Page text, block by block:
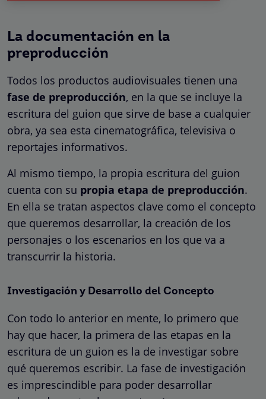
La documentación en la
preproducción
Todos los productos audiovisuales tienen una
fase de preproducción, en la que se incluye la
escritura del guion que sirve de base a cualquier
obra, ya sea esta cinematográfica, televisiva o
reportajes informativos.
Al mismo tiempo, la propia escritura del guion
cuenta con su propia etapa de preproducción.
En ella se tratan aspectos clave como el concepto
que queremos desarrollar, la creación de los
personajes o los escenarios en los que va a
transcurrir la historia.
Investigación y Desarrollo del Concepto
Con todo lo anterior en mente, lo primero que
hay que hacer, la primera de las etapas en la
escritura de un guion es la de investigar sobre
qué queremos escribir. La fase de investigación
es imprescindible para poder desarrollar